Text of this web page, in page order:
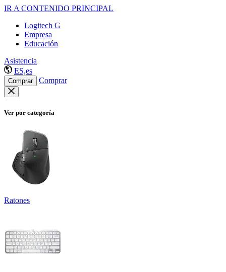
IR A CONTENIDO PRINCIPAL
Logitech G
Empresa
Educación
Asistencia
ES,es
Comprar Comprar
Ver por categoría
Ratones